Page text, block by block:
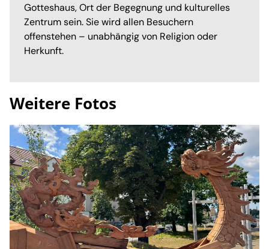
Gotteshaus, Ort der Begegnung und kulturelles
Zentrum sein. Sie wird allen Besuchern
offenstehen – unabhängig von Religion oder
Herkunft.
Weitere Fotos